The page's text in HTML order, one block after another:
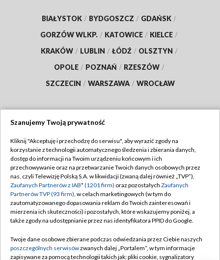
BIAŁYSTOK / BYDGOSZCZ / GDAŃSK /
GORZÓW WLKP. / KATOWICE / KIELCE /
KRAKÓW / LUBLIN / ŁÓDŹ / OLSZTYN /
OPOLE / POZNAŃ / RZESZÓW /
SZCZECIN / WARSZAWA / WROCŁAW
TVP
Abonament TVP
Emisja w TVP
Centrum informacji TVP
Naziemna Telewizja Cyfrowa
Rada Programowa
Regulamin TVP
Polityka prywatności
Moje zgody
Pomoc
Kontakt
Szanujemy Twoją prywatność
Kliknij "Akceptuję i przechodzę do serwisu", aby wyrazić zgody na
korzystanie z technologii automatycznego śledzenia i zbierania danych,
dostęp do informacji na Twoim urządzeniu końcowym i ich
przechowywanie oraz na przetwarzanie Twoich danych osobowych przez
nas, czyli Telewizję Polską S.A. w likwidacji (zwaną dalej również „TVP”),
Zaufanych Partnerów z IAB* (1201 firm) oraz pozostałych Zaufanych
Partnerów TVP (93 firm), w celach marketingowych (w tym do
zautomatyzowanego dopasowania reklam do Twoich zainteresowań i
mierzenia ich skuteczności) i pozostałych, które wskazujemy poniżej, a
także zgody na udostępnianie przez nas identyfikatora PPID do Google.
Twoje dane osobowe zbierane podczas odwiedzania przez Ciebie naszych
poszczególnych serwisówzwanych dalej „Portalem”, w tym informacje
zapisywane za pomocą technologii takich jak: pliki cookie, sygnalizatory